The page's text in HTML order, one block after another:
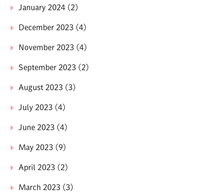
January 2024 (2)
December 2023 (4)
November 2023 (4)
September 2023 (2)
August 2023 (3)
July 2023 (4)
June 2023 (4)
May 2023 (9)
April 2023 (2)
March 2023 (3)